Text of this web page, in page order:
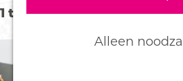
Alleen
e
m
Harskamp
Hoenderloo
t
e
t
r
1 t/m 24 van 689 resultaten
S
r
t